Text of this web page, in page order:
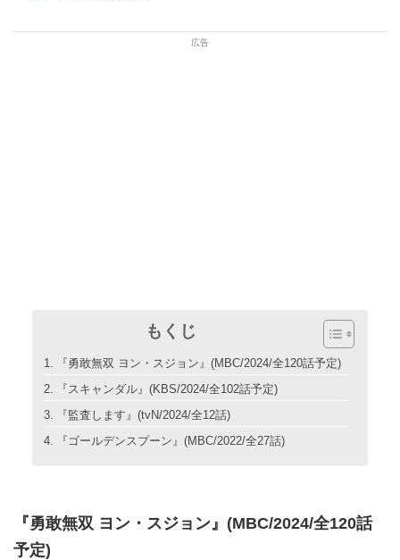
もくじ
『勇敢無双 ヨン・スジョン』(MBC/2024/全120話予定)
『スキャンダル』(KBS/2024/全102話予定)
『監査します』(tvN/2024/全12話)
『ゴールデンスプーン』(MBC/2022/全27話)
『勇敢無双 ヨン・スジョン』(MBC/2024/全120話
予定)